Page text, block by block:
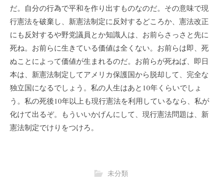
だ。自分の行為で平和を作り出すものなのだ。その意味で現
行憲法を破棄し、新憲法制定に反対するどころか、憲法改正
にも反対するや野党議員とか知識人は、お前らさっさと先に
死ね。お前らに生きている価値は全くない。お前らは即、死
ぬことによって価値が生まれるのだ。お前らが死ねば、即日
本は、新憲法制定してアメリカ保護国から脱却して、完全な
独立国になるでしょう。私の人生はあと10年くらいでしょ
う。私の死後10年以上も現行憲法を利用しているなら、私が
化けて出るぞ。もういいかげんにして、現行憲法問題は、新
憲法制定でけりをつけろ。
未分類